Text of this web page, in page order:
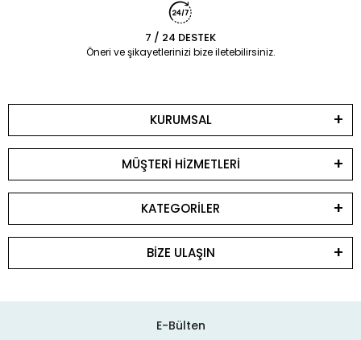
7 / 24 DESTEK
Öneri ve şikayetlerinizi bize iletebilirsiniz.
KURUMSAL
MÜŞTERİ HİZMETLERİ
KATEGORİLER
BİZE ULAŞIN
E-Bülten